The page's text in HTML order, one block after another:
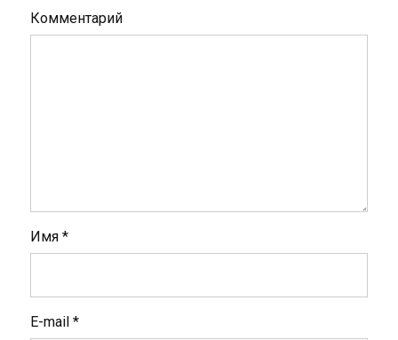
Комментарий
Имя *
E-mail *